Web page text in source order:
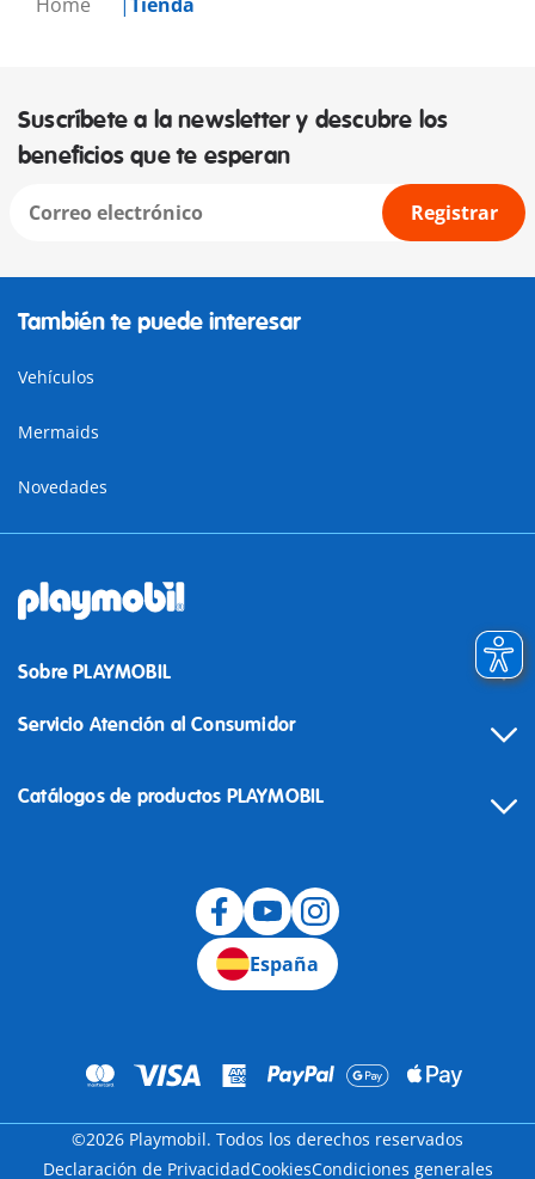
Suscríbete a la newsletter y descubre los
beneficios que te esperan
Registrar
También te puede interesar
Vehículos
Mermaids
Novedades
Sobre PLAYMOBIL
Servicio Atención al Consumidor
Catálogos de productos PLAYMOBIL
España
©2026 Playmobil. Todos los derechos reservados
Declaración de PrivacidadCookiesCondiciones generales